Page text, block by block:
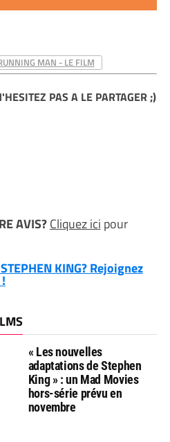
MAN - LE FILM
PAS A LE PARTAGER ;)
AVIS?Cliquez ici pour
KING? Rejoignez
« Les nouvelles
adaptations de Stephen
King » : un Mad Movies
hors-série prévu en
novembre